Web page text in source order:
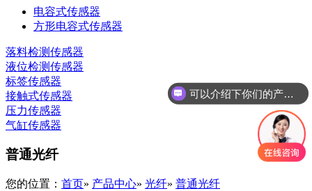
电容式传感器
方形电容式传感器
落料检测传感器
液位检测传感器
标签传感器
接触式传感器
压力传感器
气缸传感器
普通光纤
您的位置： 首页» 产品中心» 光纤» 普通光纤
可以介绍下你们的产品么